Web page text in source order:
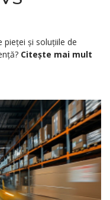
pieței și soluțiile de
Citește mai mult